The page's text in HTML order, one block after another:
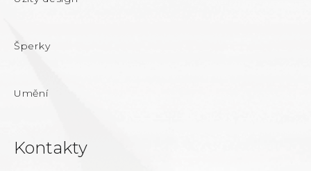
Šperky
Umění
Kontakty